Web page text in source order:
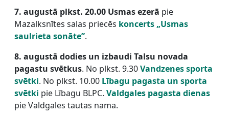
7. augustā plkst. 20.00 Usmas ezerā pie
Mazalksnītes salas priecēs koncerts „Usmas
saulrieta sonāte”.
8. augustā dodies un izbaudi Talsu novada
pagastu svētkus. No plkst. 9.30Vandzenes sporta
svētki. No plkst. 10.00 Lībagu pagasta un sporta
svētki pie Lībagu BLPC. Valdgales pagasta dienas
pie Valdgales tautas nama.